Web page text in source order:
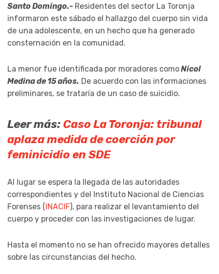
Santo Domingo.- Residentes del sector La Toronja
informaron este sábado el hallazgo del cuerpo sin vida
de una adolescente, en un hecho que ha generado
consternación en la comunidad.
La menor fue identificada por moradores comoNicol
Medina de 15 años. De acuerdo con las informaciones
preliminares, se trataría de un caso de suicidio.
Leer más:Caso La Toronja: tribunal
aplaza medida de coerción por
feminicidio en SDE
Al lugar se espera la llegada de las autoridades
correspondientes y del Instituto Nacional de Ciencias
Forenses (INACIF), para realizar el levantamiento del
cuerpo y proceder con las investigaciones de lugar.
Hasta el momento no se han ofrecido mayores detalles
sobre las circunstancias del hecho.